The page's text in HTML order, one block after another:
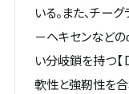
いる。また、チー
－ヘキセンなどの
い分岐鎖を持つ【
軟性と強靭性を合